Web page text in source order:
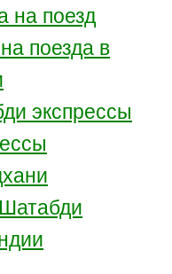
на поезд
поезда в
экспрессы